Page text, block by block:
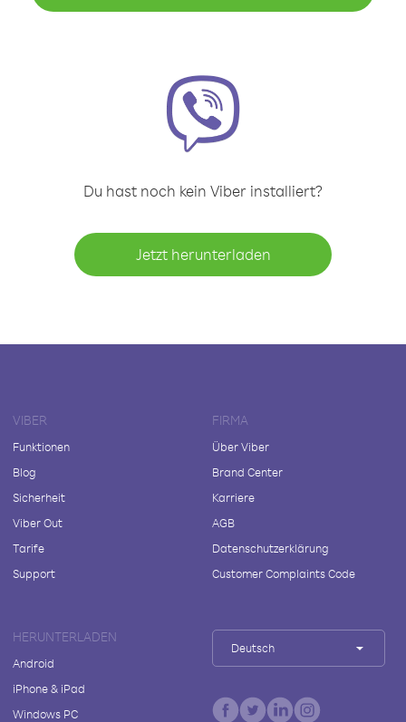
Du hast noch kein Viber installiert?
Jetzt herunterladen
VIBER
Funktionen
Blog
Sicherheit
Viber Out
Tarife
Support
FIRMA
Über Viber
Brand Center
Karriere
AGB
Datenschutzerklärung
Customer Complaints Code
HERUNTERLADEN
Android
iPhone & iPad
Windows PC
Deutsch